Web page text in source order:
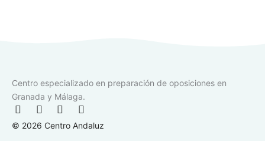
Centro especializado en preparación de oposiciones en
Granada y Málaga.
F
c
I
s
T
k
Y
u
© 2026 Centro Andaluz